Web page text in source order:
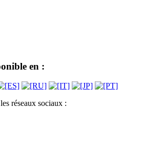
en :
réseaux sociaux :